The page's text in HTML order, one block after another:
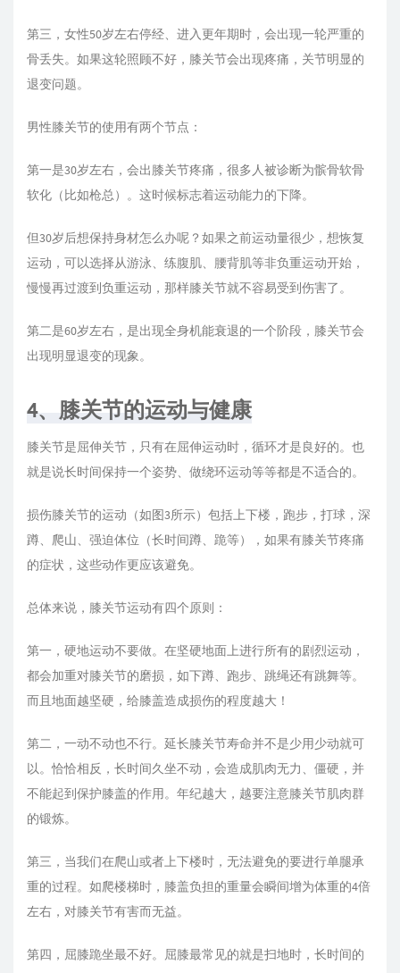
第三，女性50岁左右停经、进入更年期时，会出现一轮严重的
骨丢失。如果这轮照顾不好，膝关节会出现疼痛，关节明显的
退变问题。
男性膝关节的使用有两个节点：
第一是30岁左右，会出膝关节疼痛，很多人被诊断为髌骨软骨
软化（比如枪总）。这时候标志着运动能力的下降。
但30岁后想保持身材怎么办呢？如果之前运动量很少，想恢复
运动，可以选择从游泳、练腹肌、腰背肌等非负重运动开始，
慢慢再过渡到负重运动，那样膝关节就不容易受到伤害了。
第二是60岁左右，是出现全身机能衰退的一个阶段，膝关节会
出现明显退变的现象。
4、膝关节的运动与健康
膝关节是屈伸关节，只有在屈伸运动时，循环才是良好的。也
就是说长时间保持一个姿势、做绕环运动等等都是不适合的。
损伤膝关节的运动（如图3所示）包括上下楼，跑步，打球，深
蹲、爬山、强迫体位（长时间蹲、跪等），如果有膝关节疼痛
的症状，这些动作更应该避免。
总体来说，膝关节运动有四个原则：
第一，硬地运动不要做。在坚硬地面上进行所有的剧烈运动，
都会加重对膝关节的磨损，如下蹲、跑步、跳绳还有跳舞等。
而且地面越坚硬，给膝盖造成损伤的程度越大！
第二，一动不动也不行。延长膝关节寿命并不是少用少动就可
以。恰恰相反，长时间久坐不动，会造成肌肉无力、僵硬，并
不能起到保护膝盖的作用。年纪越大，越要注意膝关节肌肉群
的锻炼。
第三，当我们在爬山或者上下楼时，无法避免的要进行单腿承
重的过程。如爬楼梯时，膝盖负担的重量会瞬间增为体重的4倍
左右，对膝关节有害而无益。
第四，屈膝跪坐最不好。屈膝最常见的就是扫地时，长时间的